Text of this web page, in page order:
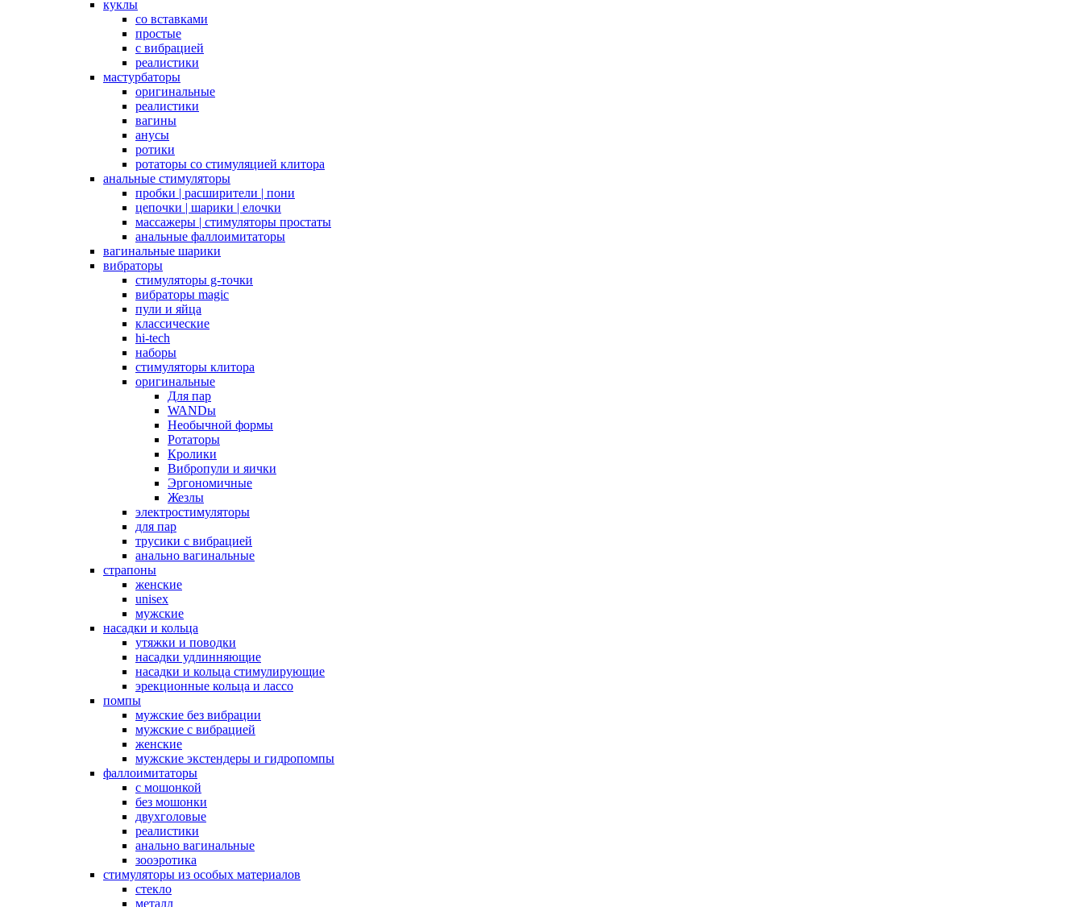
куклы
со вставками
простые
с вибрацией
реалистики
мастурбаторы
оригинальные
реалистики
вагины
анусы
ротики
ротаторы со стимуляцией клитора
анальные стимуляторы
пробки | расширители | пони
цепочки | шарики | елочки
массажеры | стимуляторы простаты
анальные фаллоимитаторы
вагинальные шарики
вибраторы
стимуляторы g-точки
вибраторы magic
пули и яйца
классические
hi-tech
наборы
стимуляторы клитора
оригинальные
Для пар
WANDы
Необычной формы
Ротаторы
Кролики
Вибропули и яички
Эргономичные
Жезлы
электростимуляторы
для пар
трусики с вибрацией
анально вагинальные
страпоны
женские
unisex
мужские
насадки и кольца
утяжки и поводки
насадки удлинняющие
насадки и кольца стимулирующие
эрекционные кольца и лассо
помпы
мужские без вибрации
мужские с вибрацией
женские
мужские экстендеры и гидропомпы
фаллоимитаторы
с мошонкой
без мошонки
двухголовые
реалистики
анально вагинальные
зооэротика
стимуляторы из особых материалов
стекло
металл